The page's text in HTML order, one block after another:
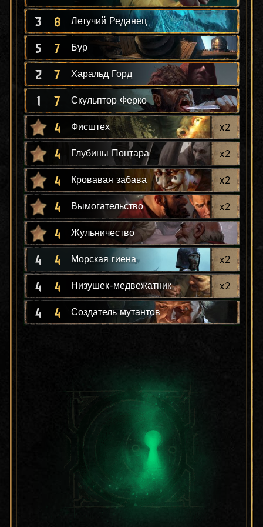
3 8 Летучий Реданец
5 7 Бур
2 7 Харальд Горд
1 7 Скульптор Ферко
4 Фисштех x2
4 Глубины Понтара x2
4 Кровавая забава x2
4 Вымогательство x2
4 Жульничество
4 4 Морская гиена x2
4 4 Низушек-медвежатник x2
4 4 Создатель мутантов